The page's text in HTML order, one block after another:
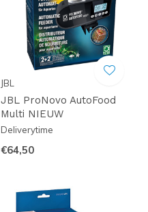
JBL
JBL ProNovo AutoFood
Multi NIEUW
Deliverytime
€64,50